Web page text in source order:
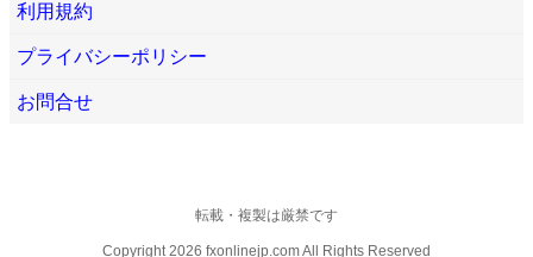
利用規約
プライバシーポリシー
お問合せ
転載・複製は厳禁です
Copyright 2026 fxonlinejp.com All Rights Reserved